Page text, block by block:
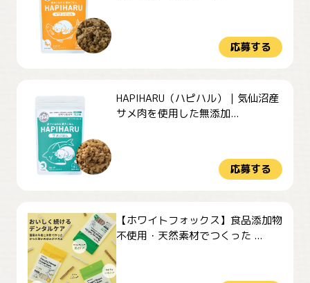
応募する
HAPIHARU（ハピハル）｜気仙沼産
サメ肉を使用した無添加...
応募する
【ホワイトフォックス】食品添加物
不使用・天然素材でつくった ...